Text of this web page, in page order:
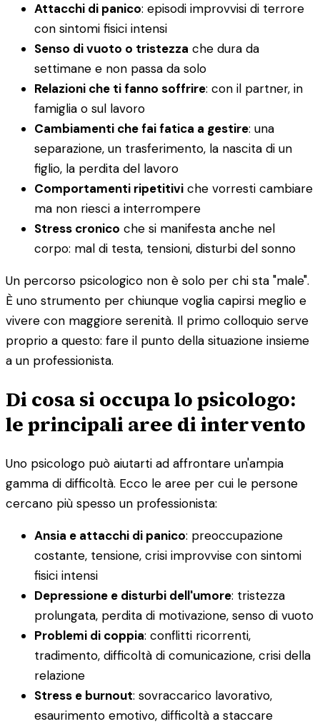
Attacchi di panico: episodi improvvisi di terrore
con sintomi fisici intensi
Senso di vuoto o tristezza che dura da
settimane e non passa da solo
Relazioni che ti fanno soffrire: con il partner, in
famiglia o sul lavoro
Cambiamenti che fai fatica a gestire: una
separazione, un trasferimento, la nascita di un
figlio, la perdita del lavoro
Comportamenti ripetitivi che vorresti cambiare
ma non riesci a interrompere
Stress cronico che si manifesta anche nel
corpo: mal di testa, tensioni, disturbi del sonno
Un percorso psicologico non è solo per chi sta "male".
È uno strumento per chiunque voglia capirsi meglio e
vivere con maggiore serenità. Il primo colloquio serve
proprio a questo: fare il punto della situazione insieme
a un professionista.
Di cosa si occupa lo psicologo:
le principali aree di intervento
Uno psicologo può aiutarti ad affrontare un'ampia
gamma di difficoltà. Ecco le aree per cui le persone
cercano più spesso un professionista:
Ansia e attacchi di panico: preoccupazione
costante, tensione, crisi improvvise con sintomi
fisici intensi
Depressione e disturbi dell'umore: tristezza
prolungata, perdita di motivazione, senso di vuoto
Problemi di coppia: conflitti ricorrenti,
tradimento, difficoltà di comunicazione, crisi della
relazione
Stress e burnout: sovraccarico lavorativo,
esaurimento emotivo, difficoltà a staccare